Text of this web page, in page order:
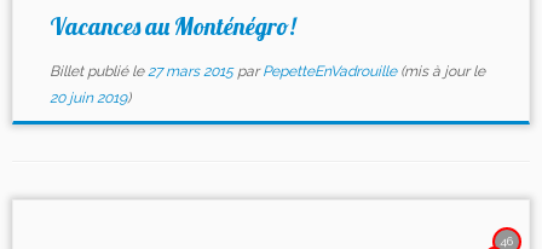
Vacances au Monténégro!
Billet publié le27 mars 2015 parPepetteEnVadrouille(mis à jour le
20 juin 2019)
46